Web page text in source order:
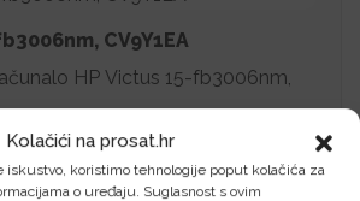
Kolačići na prosat.hr
iskustvo, koristimo tehnologije poput kolačića za
o uređaju. Suglasnost s ovim
CV9Y1EA
HP Victus 15-fb3006nm,